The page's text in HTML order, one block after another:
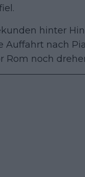
hinter
Auffahrt nach
Rom noch